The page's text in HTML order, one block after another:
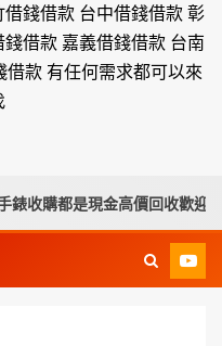
錢借款 台中借錢借款 彰
借款 嘉義借錢借款 台南
款 有任何需求都可以來
購都是現金高價回收歡迎您來